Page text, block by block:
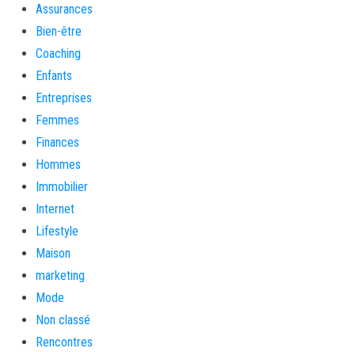
Assurances
Bien-être
Coaching
Enfants
Entreprises
Femmes
Finances
Hommes
Immobilier
Internet
Lifestyle
Maison
marketing
Mode
Non classé
Rencontres